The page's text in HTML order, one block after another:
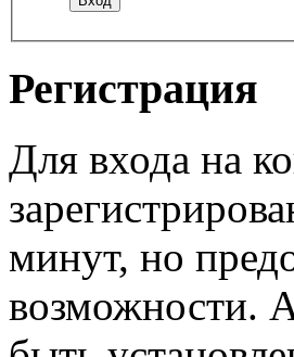
Регистрация
Для входа на
минут, но
возможности.